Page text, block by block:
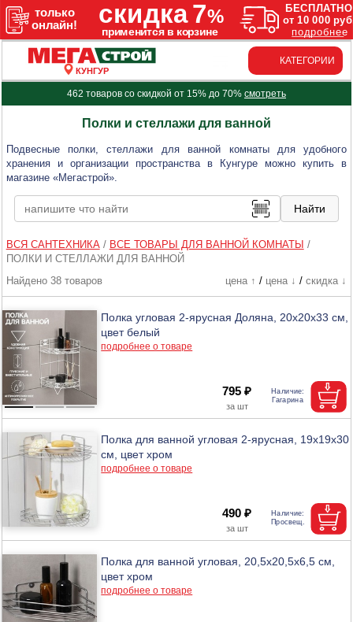
КУНГУР
КАТЕГОРИИ
462 товаров со скидкой от 15% до 70% смотреть
Полки и стеллажи для ванной
Подвесные полки, стеллажи для ванной комнаты для удобного
хранения и организации пространства в Кунгуре можно купить в
магазине «Мегастрой».
ВСЯ САНТЕХНИКА/ ВСЕ ТОВАРЫ ДЛЯ ВАННОЙ КОМНАТЫ /
ПОЛКИ И СТЕЛЛАЖИ ДЛЯ ВАННОЙ
Найдено 38 товаров
цена ↑ / цена ↓ / скидка ↓
Полка угловая 2-ярусная Доляна, 20х20х33 см,
цвет белый
подробнее о товаре
795 ₽
Полка для ванной угловая 2-ярусная, 19х19х30
см, цвет хром
подробнее о товаре
490 ₽
Полка для ванной угловая, 20,5х20,5х6,5 см,
цвет хром
подробнее о товаре